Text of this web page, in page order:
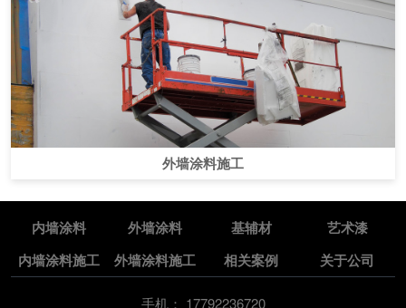
外墙涂料施工
内墙涂料 外墙涂料 基辅材
艺术漆
内墙涂料施工
外墙涂料施工 相关案例 关于公司
手机： 17792236720